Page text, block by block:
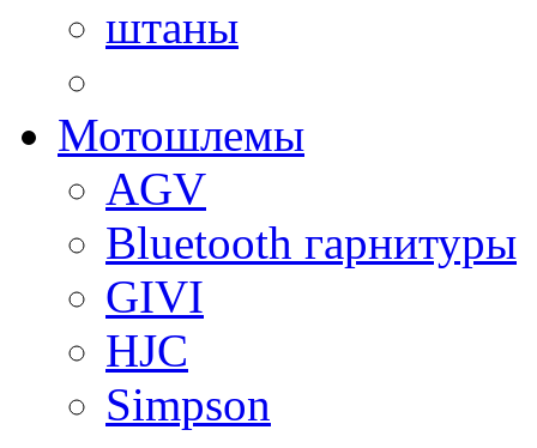
штаны
Мотошлемы
AGV
Bluetooth гарнитуры
GIVI
HJC
Simpson